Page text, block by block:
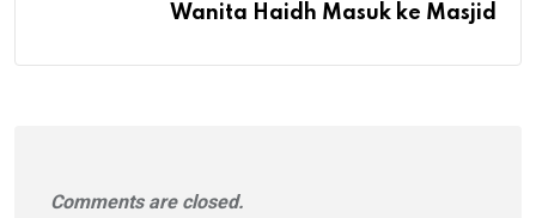
Wanita Haidh Masuk ke Masjid
Comments are closed.